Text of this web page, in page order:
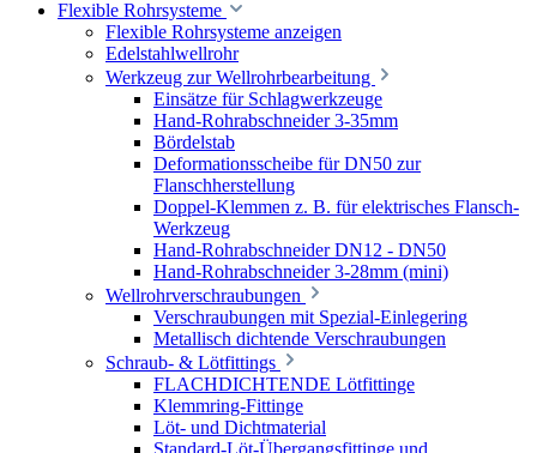
Flexible Rohrsysteme
Flexible Rohrsysteme anzeigen
Edelstahlwellrohr
Werkzeug zur Wellrohrbearbeitung
Einsätze für Schlagwerkzeuge
Hand-Rohrabschneider 3-35mm
Bördelstab
Deformationsscheibe für DN50 zur
Flanschherstellung
Doppel-Klemmen z. B. für elektrisches Flansch-
Werkzeug
Hand-Rohrabschneider DN12 - DN50
Hand-Rohrabschneider 3-28mm (mini)
Wellrohrverschraubungen
Verschraubungen mit Spezial-Einlegering
Metallisch dichtende Verschraubungen
Schraub- & Lötfittings
FLACHDICHTENDE Lötfittinge
Klemmring-Fittinge
Löt- und Dichtmaterial
Standard-Löt-Übergangsfittinge und